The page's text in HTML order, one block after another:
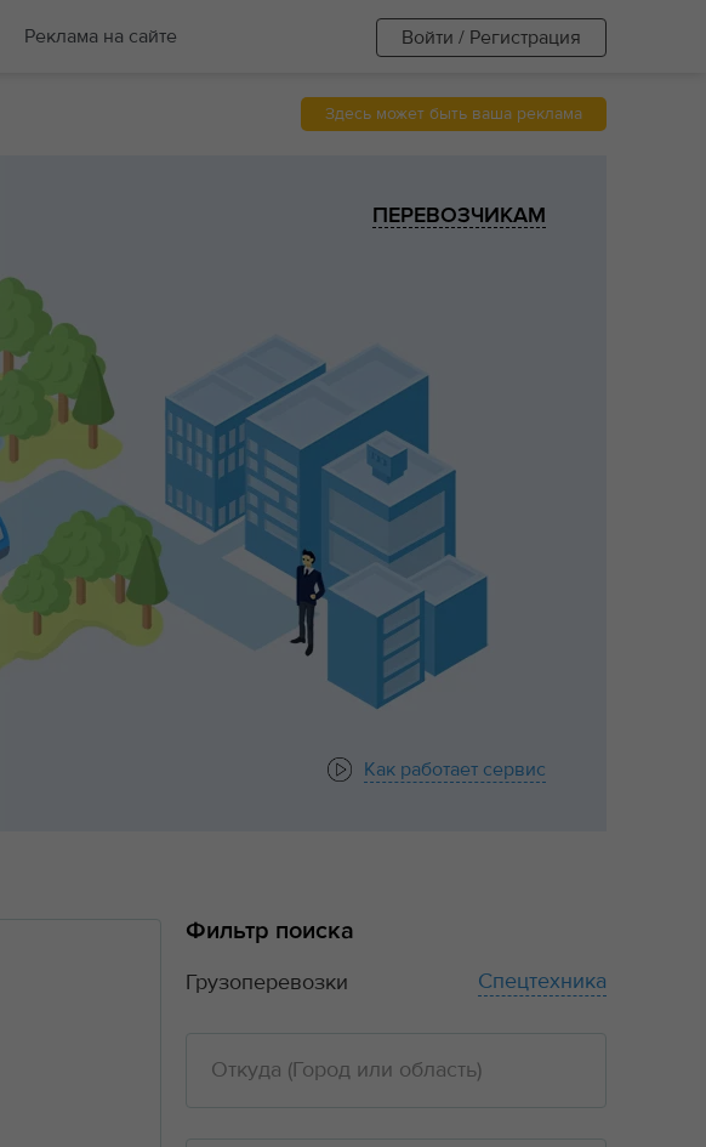
Реклама на сайте Войти / Регистрация
Здесь может быть ваша реклама
ПЕРЕВОЗЧИКАМ
Как работает сервис
Фильтр поиска
Грузоперевозки Спецтехника